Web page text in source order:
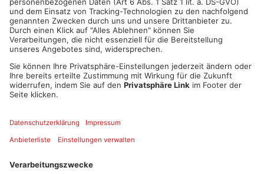
PLAY
00:30
MUTE
Pressesprecher Sven Simon über die Allgemeinverfügung
Miltenbergs Landrat Jens-Marco Scherf: Warum dort keine
Allgemeinverfügung nötig ist